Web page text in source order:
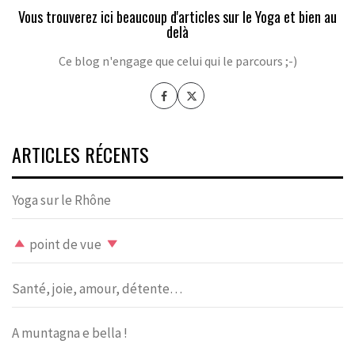
Vous trouverez ici beaucoup d'articles sur le Yoga et bien au
delà
Ce blog n'engage que celui qui le parcours ;-)
ARTICLES RÉCENTS
Yoga sur le Rhône
point de vue
Santé, joie, amour, détente…
A muntagna e bella !